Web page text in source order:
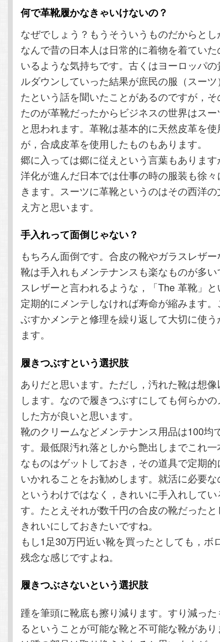
何で革靴履かなきゃいけないの？
なぜでしょう？もうそういうものだからと
なんで昔の日本人は日常的に着物を着てい
いるような気持ちです。古くはヨーロッパ
ルダウンしていった結果が庶民の服（スー
たという話を聞いたことがあるのですが，
たのが革靴だったからビジネスの世界はス
と思われます。革靴は基本的に天然皮革を
が，合成皮革を使用したものもあります。
郷に入っては郷に従えという言葉もありま
洋化が進んだ日本では仕事の時の服装も徐
きます。スーツに革靴というのはその西洋
え方と思います。
手入れって面倒じゃない？
もちろん面倒です。合皮の靴やガラスレザ
靴は手入れもメンテナンスも楽なものが多
スレザーと言われるような，「The 革靴」
定期的にメンテしなければ寿命が縮みます
ぶすかメンテと修理を繰り返して大切に使
ます。
履きつぶすという選択肢
ありだと思います。ただし，汚れた靴は想
します。なので履きつぶすにしても何らか
した方が良いと思います。
靴のクリームなどメンテナンス用品は100均
す。最低限汚れ落としから艶出しまでこれ
なものはゲットしておき，その道具で定期
いかれることをお勧めします。就活に必要
というわけではなく，きれいに手入れして
す。たとえそれが数千円の合皮の靴だった
きれいにしておきたいですね。
もし1足30万円近い靴を買ったとしても，ボ
残念な感じですよね。
履きつぶさないという選択肢
踵を筆頭に靴底も擦り減ります。すり減っ
るということが可能な靴と不可能な靴があ